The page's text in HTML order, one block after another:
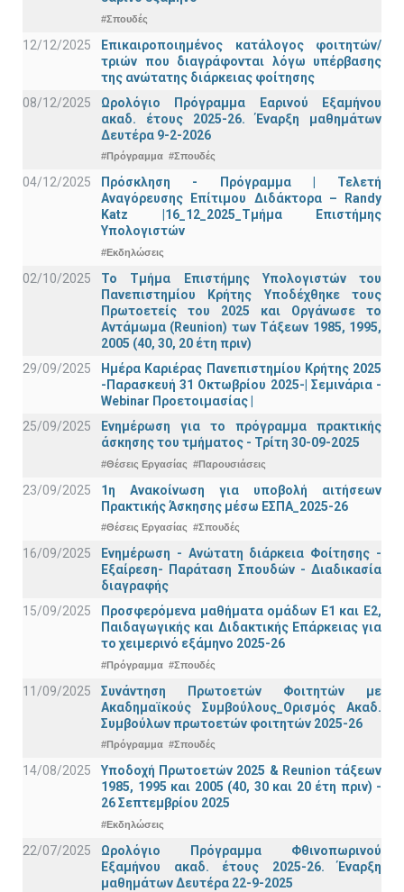
#Σπουδές
12/12/2025
Επικαιροποιημένος κατάλογος φοιτητών/
τριών που διαγράφονται λόγω υπέρβασης
της ανώτατης διάρκειας φοίτησης
08/12/2025
Ωρολόγιο Πρόγραμμα Εαρινού Εξαμήνου
ακαδ. έτους 2025-26. Έναρξη μαθημάτων
Δευτέρα 9-2-2026
#Πρόγραμμα #Σπουδές
04/12/2025
Πρόσκληση - Πρόγραμμα | Τελετή
Αναγόρευσης Επίτιμου Διδάκτορα – Randy
Katz |16_12_2025_Τμήμα Επιστήμης
Υπολογιστών
#Εκδηλώσεις
02/10/2025
Το Τμήμα Επιστήμης Υπολογιστών του
Πανεπιστημίου Κρήτης Υποδέχθηκε τους
Πρωτοετείς του 2025 και Οργάνωσε το
Αντάμωμα (Reunion) των Τάξεων 1985, 1995,
2005 (40, 30, 20 έτη πριν)
29/09/2025
Ημέρα Καριέρας Πανεπιστημίου Κρήτης 2025
-Παρασκευή 31 Οκτωβρίου 2025-| Σεμινάρια -
Webinar Προετοιμασίας |
25/09/2025
Ενημέρωση για το πρόγραμμα πρακτικής
άσκησης του τμήματος - Τρίτη 30-09-2025
#Θέσεις Εργασίας #Παρουσιάσεις
23/09/2025
1η Ανακοίνωση για υποβολή αιτήσεων
Πρακτικής Άσκησης μέσω ΕΣΠΑ_2025-26
#Θέσεις Εργασίας #Σπουδές
16/09/2025
Ενημέρωση - Ανώτατη διάρκεια Φοίτησης -
Εξαίρεση- Παράταση Σπουδών - Διαδικασία
διαγραφής
15/09/2025
Προσφερόμενα μαθήματα ομάδων Ε1 και Ε2,
Παιδαγωγικής και Διδακτικής Επάρκειας για
το χειμερινό εξάμηνο 2025-26
#Πρόγραμμα #Σπουδές
11/09/2025
Συνάντηση Πρωτοετών Φοιτητών με
Ακαδημαϊκούς Συμβούλους_Ορισμός Ακαδ.
Συμβούλων πρωτοετών φοιτητών 2025-26
#Πρόγραμμα #Σπουδές
14/08/2025
Υποδοχή Πρωτοετών 2025 & Reunion τάξεων
1985, 1995 και 2005 (40, 30 και 20 έτη πριν) -
26 Σεπτεμβρίου 2025
#Εκδηλώσεις
22/07/2025
Ωρολόγιο Πρόγραμμα Φθινοπωρινού
Εξαμήνου ακαδ. έτους 2025-26. Έναρξη
μαθημάτων Δευτέρα 22-9-2025